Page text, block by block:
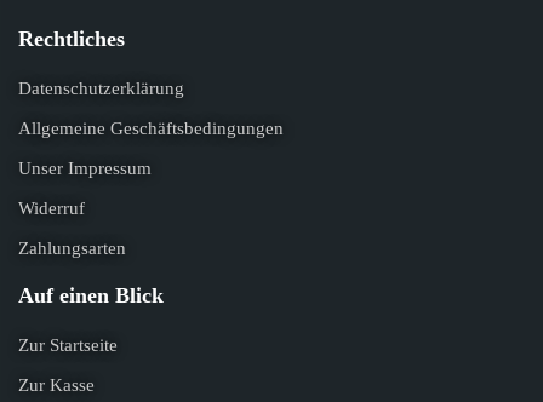
Rechtliches
Datenschutzerklärung
Allgemeine Geschäftsbedingungen
Unser Impressum
Widerruf
Zahlungsarten
Auf einen Blick
Zur Startseite
Zur Kasse